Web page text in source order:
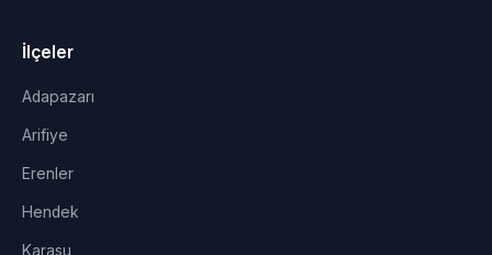
İlçeler
Adapazarı
Arifiye
Erenler
Hendek
Karasu